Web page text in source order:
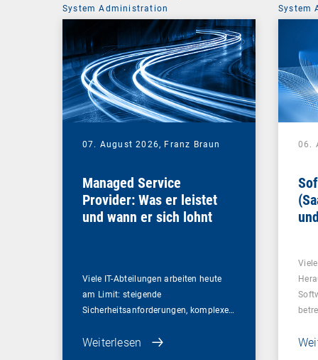
System Administration
07. August 2026, Franz Braun
Managed Service
Provider: Was er leistet
und wann er sich lohnt
Viele IT-Abteilungen arbeiten heute
am Limit: steigende
Sicherheitsanforderungen, komplexe…
Weiterlesen
System
06.